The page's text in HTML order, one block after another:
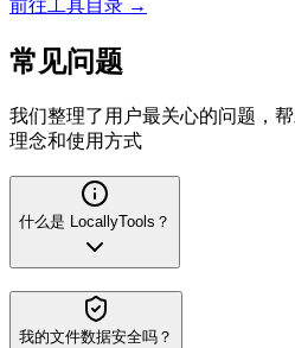
前往工具目录 →
常见问题
我们整理了用户最关心的问题，
理念和使用方式
什么是 LocallyTools？
我的文件数据安全吗？